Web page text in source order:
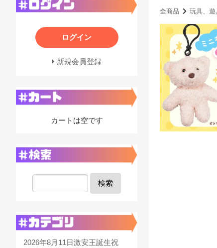
全商品 玩具、遊
ログイン
新規会員登録
カートは空です
検索
2026年8月11日激安王誕生祝